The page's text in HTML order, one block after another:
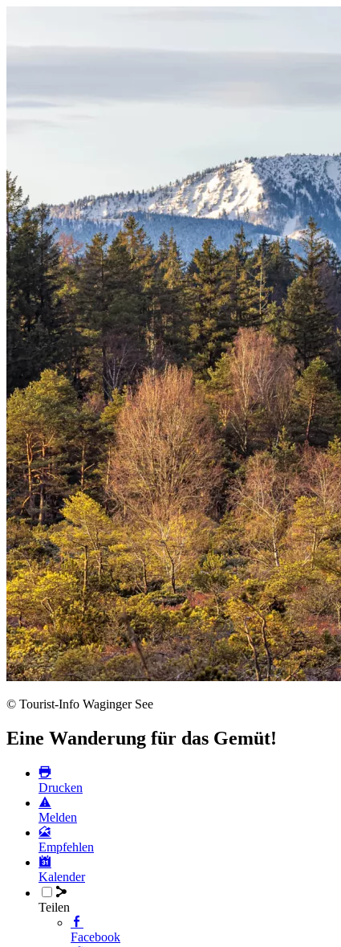
© Tourist-Info Waginger See
Eine Wanderung für das Gemüt!
Drucken
Melden
Empfehlen
Kalender
Teilen
Facebook